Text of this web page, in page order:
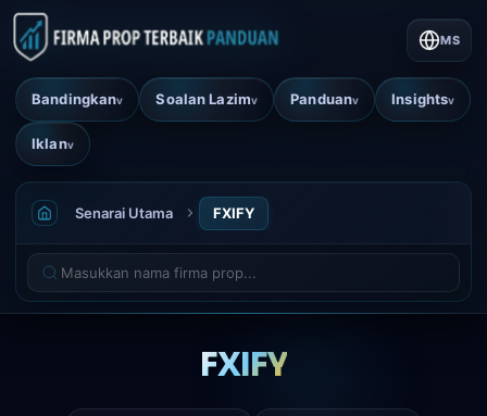
Bandingkanv Soalan Lazimv Panduanv Insightsv
Iklanv
MS
Senarai Utama FXIFY
FXIFY